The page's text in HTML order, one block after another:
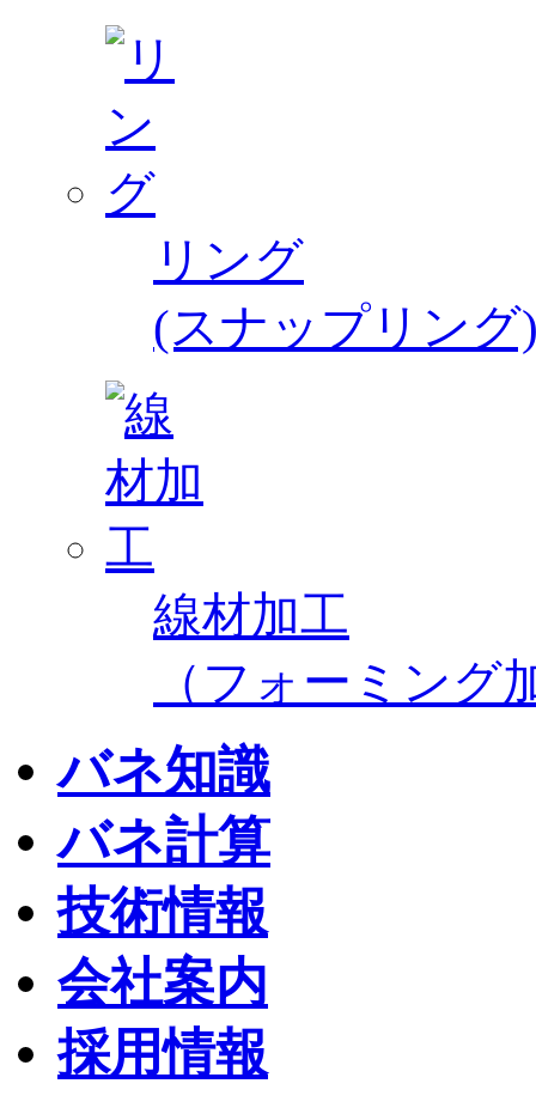
リング
(スナップリング
線材加工
（フォーミング
バネ知識
バネ計算
技術情報
会社案内
採用情報